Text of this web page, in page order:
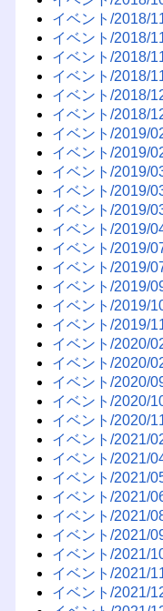
イベント/2018/
イベント/2018/
イベント/2018/
イベント/2018/
イベント/2018/
イベント/2018/
イベント/2019/
イベント/2019/
イベント/2019/
イベント/2019/
イベント/2019/
イベント/2019/
イベント/2019/
イベント/2019/
イベント/2019/
イベント/2019/
イベント/2019/
イベント/2020/
イベント/2020/
イベント/2020/
イベント/2020/
イベント/2020/
イベント/2021/
イベント/2021/
イベント/2021/
イベント/2021/
イベント/2021/
イベント/2021/
イベント/2021/
イベント/2021/
イベント/2021/